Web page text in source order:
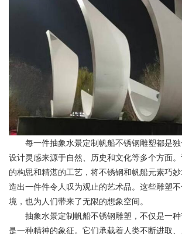
每一件抽象水景定制帆船不锈钢雕塑都是独
设计灵感来源于自然、历史和文化等多个方面
的构思和精湛的工艺，将不锈钢和帆船元素巧
造出一件件令人叹为观止的艺术品。这些雕塑
境，也为人们带来了无限的想象空间。
抽象水景定制帆船不锈钢雕塑，不仅是一种
是一种精神的象征。它们承载着人类不断进取、